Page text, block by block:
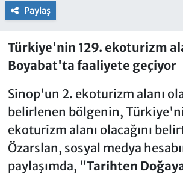
Paylaş
Türkiye'nin 129. ekoturizm
Boyabat'ta faaliyete geçiyor
Sinop'un 2. ekoturizm alanı
belirlenen bölgenin,
ekoturizm alanı olacağını
Özarslan, sosyal medya
paylaşımda, "Tarihten